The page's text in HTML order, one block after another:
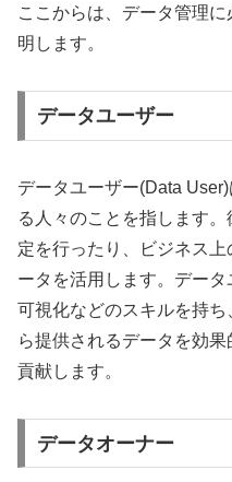
ここからは、データ管理
明します。
データユーザー
データユーザー(Data
る人々のことを指します
定を行ったり、ビジネス
ータを活用します。デー
可視化などのスキルを持
ら提供されるデータを効
貢献します。
データオーナー